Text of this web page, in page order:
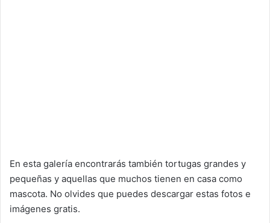
En esta galería encontrarás también tortugas grandes y
pequeñas y aquellas que muchos tienen en casa como
mascota. No olvides que puedes descargar estas fotos e
imágenes gratis.